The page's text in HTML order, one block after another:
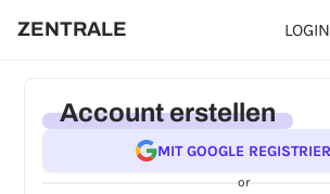
ZENTRALE LOGIN
Account erstellen
MIT GOOGLE
or